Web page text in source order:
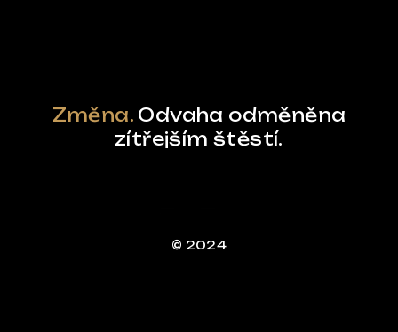
Změna. Odvaha odměněna
zítřejším štěstí.
© 2024